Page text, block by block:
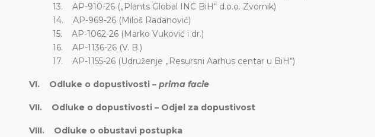
13. AP-910-26 („Plants Global INC BiH“ d.o.o. Zvornik)
14. AP-969-26 (Miloš Radanović)
15. AP-1062-26 (Marko Vuković i dr.)
16. AP-1136-26 (V. B.)
17. AP-1155-26 (Udruženje „Resursni Aarhus centar u BiH“)
VI. Odluke o dopustivosti – prima facie
VII. Odluke o dopustivosti – Odjel za dopustivost
VIII. Odluke o obustavi postupka